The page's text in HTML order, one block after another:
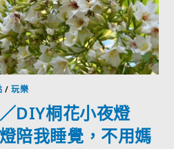
/玩樂
DIY桐花小夜燈
陪我睡覺，不用媽